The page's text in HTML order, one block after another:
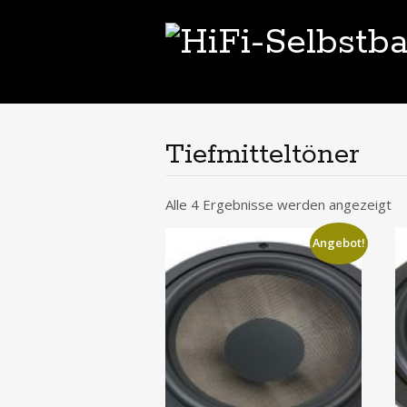
Tiefmitteltöner
Alle 4 Ergebnisse werden angezeigt
Angebot!